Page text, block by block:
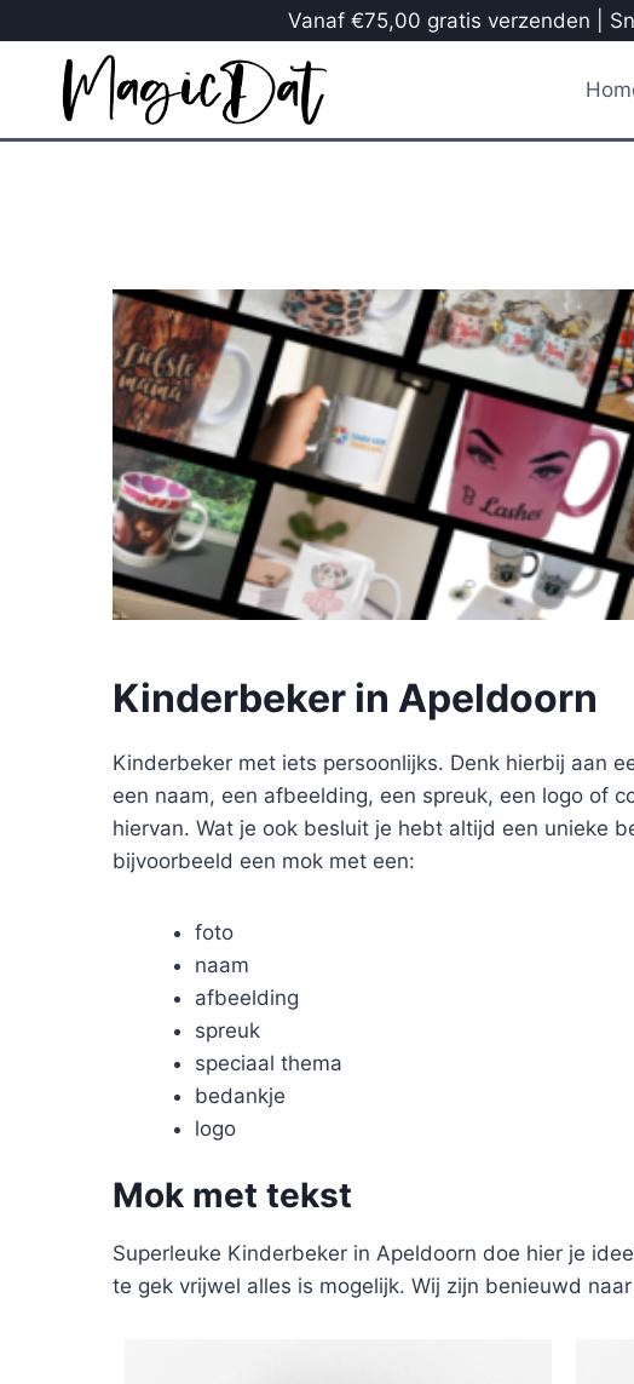
Vanaf €75,00 gratis verzenden |
Kinderbeker in Apeldoorn
Kinderbeker met iets persoonlijks. Denk hierbij aan
een naam, een afbeelding, een spreuk, een logo of
hiervan. Wat je ook besluit je hebt altijd een unieke
bijvoorbeeld een mok met een:
foto
naam
afbeelding
spreuk
speciaal thema
bedankje
logo
Mok met tekst
Superleuke Kinderbeker in Apeldoorn doe hier je
te gek vrijwel alles is mogelijk. Wij zijn benieuwd